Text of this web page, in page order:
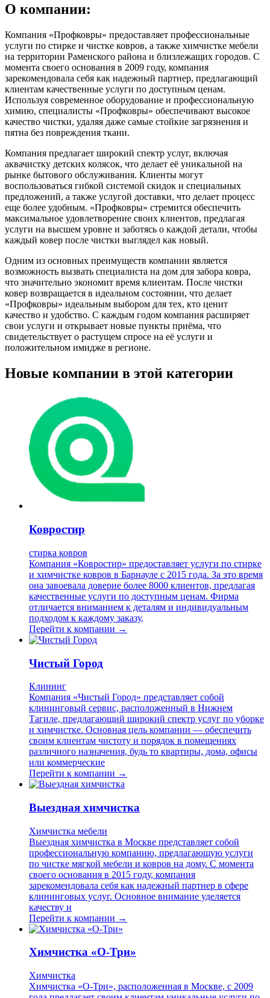
О компании:
Компания «Профковры» предоставляет профессиональные
услуги по стирке и чистке ковров, а также химчистке мебели
на территории Раменского района и близлежащих городов. С
момента своего основания в 2009 году, компания
зарекомендовала себя как надежный партнер, предлагающий
клиентам качественные услуги по доступным ценам.
Используя современное оборудование и профессиональную
химию, специалисты «Профковры» обеспечивают высокое
качество чистки, удаляя даже самые стойкие загрязнения и
пятна без повреждения ткани.
Компания предлагает широкий спектр услуг, включая
аквачистку детских колясок, что делает её уникальной на
рынке бытового обслуживания. Клиенты могут
воспользоваться гибкой системой скидок и специальных
предложений, а также услугой доставки, что делает процесс
еще более удобным. «Профковры» стремится обеспечить
максимальное удовлетворение своих клиентов, предлагая
услуги на высшем уровне и заботясь о каждой детали, чтобы
каждый ковер после чистки выглядел как новый.
Одним из основных преимуществ компании является
возможность вызвать специалиста на дом для забора ковра,
что значительно экономит время клиентам. После чистки
ковер возвращается в идеальном состоянии, что делает
«Профковры» идеальным выбором для тех, кто ценит
качество и удобство. С каждым годом компания расширяет
свои услуги и открывает новые пункты приёма, что
свидетельствует о растущем спросе на её услуги и
положительном имидже в регионе.
Новые компании в этой категории
Ковростир
стирка ковров
Компания «Ковростир» предоставляет услуги по стирке
и химчистке ковров в Барнауле с 2015 года. За это время
она завоевала доверие более 8000 клиентов, предлагая
качественные услуги по доступным ценам. Фирма
отличается вниманием к деталям и индивидуальным
подходом к каждому заказу,
Перейти к компании →
Чистый Город
Клининг
Компания «Чистый Город» представляет собой
клининговый сервис, расположенный в Нижнем
Тагиле, предлагающий широкий спектр услуг по уборке
и химчистке. Основная цель компании — обеспечить
своим клиентам чистоту и порядок в помещениях
различного назначения, будь то квартиры, дома, офисы
или коммерческие
Перейти к компании →
Выездная химчистка
Химчистка мебели
Выездная химчистка в Москве представляет собой
профессиональную компанию, предлагающую услуги
по чистке мягкой мебели и ковров на дому. С момента
своего основания в 2015 году, компания
зарекомендовала себя как надежный партнер в сфере
клининговых услуг. Основное внимание уделяется
качеству и
Перейти к компании →
Химчистка «О-Три»
Химчистка
Химчистка «О-Три», расположенная в Москве, с 2009